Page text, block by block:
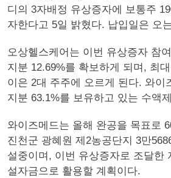
디의 3자배정 유상증자에 보통주
자한다고 5일 밝혔다. 납입일은 오
오상헬스케어는 이번 유상증자 참
지분 12.69%를 확보하게 되며, 최
이은 2대 주주에 오르게 된다. 와이
지분 63.1%를 보유하고 있는 수액
와이즈메드는 올해 완공을 목표로
진천군 광혜원 제2농공단지 3만
설중이며, 이번 유상증자로 조달한
설자금으로 활용할 계획이다.